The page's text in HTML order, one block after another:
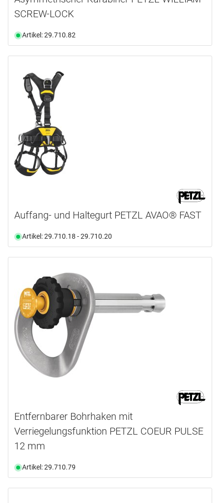
SCREW-LOCK
Artikel: 29.710.82
Auffang- und Haltegurt PETZL AVAO® FAST
Artikel: 29.710.18 - 29.710.20
Entfernbarer Bohrhaken mit
Verriegelungsfunktion PETZL COEUR PULSE
12 mm
Artikel: 29.710.79